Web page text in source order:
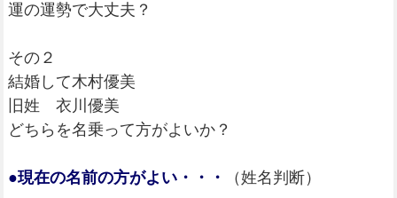
運の運勢で大丈夫？
その２
結婚して木村優美
旧姓 衣川優美
どちらを名乗って方がよいか？
●現在の名前の方がよい・・・ （姓名判断）